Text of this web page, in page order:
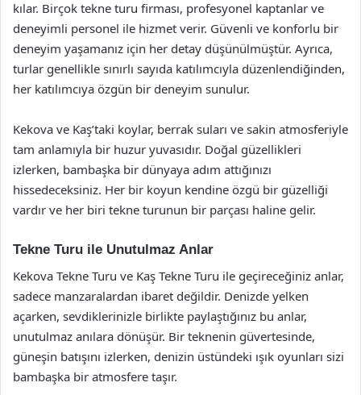
kılar. Birçok tekne turu firması, profesyonel kaptanlar ve
deneyimli personel ile hizmet verir. Güvenli ve konforlu bir
deneyim yaşamanız için her detay düşünülmüştür. Ayrıca,
turlar genellikle sınırlı sayıda katılımcıyla düzenlendiğinden,
her katılımcıya özgün bir deneyim sunulur.
Kekova ve Kaş’taki koylar, berrak suları ve sakin atmosferiyle
tam anlamıyla bir huzur yuvasıdır. Doğal güzellikleri
izlerken, bambaşka bir dünyaya adım attığınızı
hissedeceksiniz. Her bir koyun kendine özgü bir güzelliği
vardır ve her biri tekne turunun bir parçası haline gelir.
Tekne Turu ile Unutulmaz Anlar
Kekova Tekne Turu ve Kaş Tekne Turu ile geçireceğiniz anlar,
sadece manzaralardan ibaret değildir. Denizde yelken
açarken, sevdiklerinizle birlikte paylaştığınız bu anlar,
unutulmaz anılara dönüşür. Bir teknenin güvertesinde,
güneşin batışını izlerken, denizin üstündeki ışık oyunları sizi
bambaşka bir atmosfere taşır.